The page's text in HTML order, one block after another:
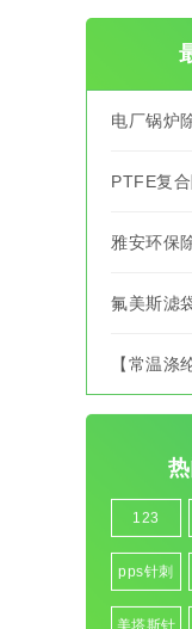
电厂锅炉
尘滤袋 耐
PTFE复
能如何？
雅安环保
氟美斯滤
命,除尘
【常温涤
123
pps针刺
毡